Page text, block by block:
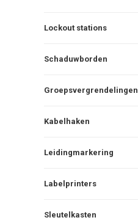
Lockout stations
Schaduwborden
Groepsvergrendelingen
Kabelhaken
Leidingmarkering
Labelprinters
Sleutelkasten